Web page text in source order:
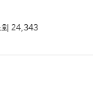
24,343